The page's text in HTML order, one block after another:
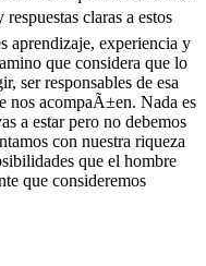
claras a estos
aprendizaje, experiencia y
que considera que lo
ser responsables de esa
nos acompaÃ±en. Nada es
a estar pero no debemos
con nuestra riqueza
que el hombre
que consideremos